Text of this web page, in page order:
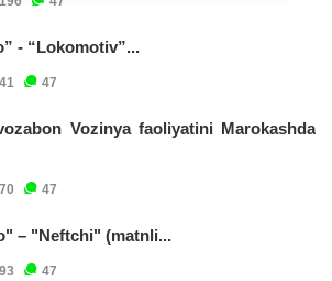
- “Lokomotiv”...
47
Vozinya faoliyatini Marokashda
47
– "Neftchi" (matnli...
47